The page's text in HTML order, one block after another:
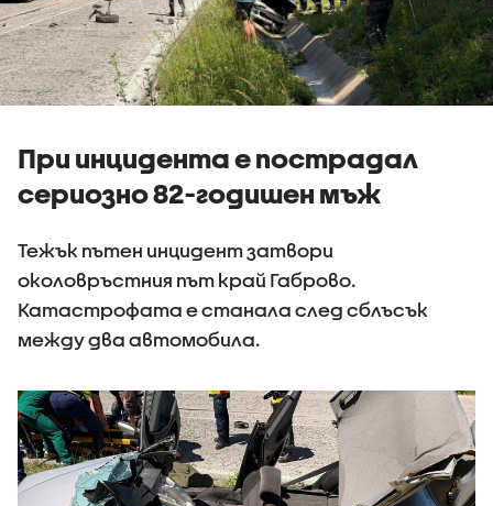
При инцидента е пострадал
сериозно 82-годишен мъж
Тежък пътен инцидент затвори
околовръстния път край Габрово.
Катастрофата е станала след сблъсък
между два автомобила.